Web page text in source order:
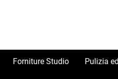
Forniture Studio Pulizia